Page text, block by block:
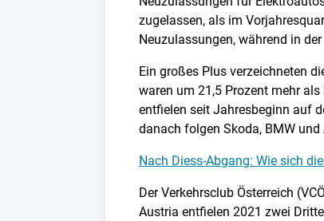
zugelassen, als im
Neuzulassungen, während in
Ein großes Plus verzeichneten
waren um 21,5 Prozent mehr
entfielen seit Jahresbeginn auf
danach folgen Skoda, BMW und
Nach Diess-Abgang: Wie sich
Der Verkehrsclub Österreich
Austria entfielen 2021 zwei